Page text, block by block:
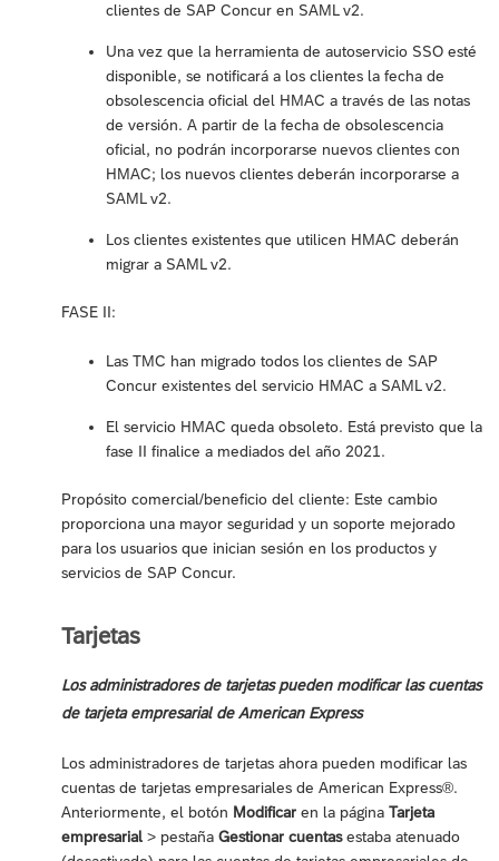
clientes de SAP Concur en SAML v2.
Una vez que la herramienta de autoservicio SSO esté
disponible, se notificará a los clientes la fecha de
obsolescencia oficial del HMAC a través de las notas
de versión. A partir de la fecha de obsolescencia
oficial, no podrán incorporarse nuevos clientes con
HMAC; los nuevos clientes deberán incorporarse a
SAML v2.
Los clientes existentes que utilicen HMAC deberán
migrar a SAML v2.
FASE II:
Las TMC han migrado todos los clientes de SAP
Concur existentes del servicio HMAC a SAML v2.
El servicio HMAC queda obsoleto. Está previsto que la
fase II finalice a mediados del año 2021.
Propósito comercial/beneficio del cliente: Este cambio
proporciona una mayor seguridad y un soporte mejorado
para los usuarios que inician sesión en los productos y
servicios de SAP Concur.
Tarjetas
Los administradores de tarjetas pueden modificar las cuentas
de tarjeta empresarial de American Express
Los administradores de tarjetas ahora pueden modificar las
cuentas de tarjetas empresariales de American Express®.
Anteriormente, el botón Modificar en la página Tarjeta
empresarial > pestaña Gestionar cuentasestaba atenuado